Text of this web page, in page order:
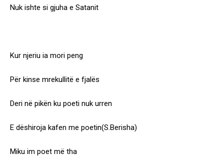
Nuk ishte si gjuha e Satanit
Kur njeriu ia mori peng
Për kinse mrekullitë e fjalës
Deri në pikën ku poeti nuk urren
E dëshiroja kafen me poetin(S.Berisha)
Miku im poet më tha